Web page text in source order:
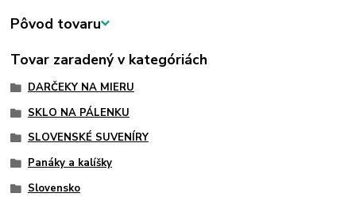
Pôvod tovaru
Tovar zaradený v kategóriách
DARČEKY NA MIERU
SKLO NA PÁLENKU
SLOVENSKÉ SUVENÍRY
Panáky a kalíšky
Slovensko